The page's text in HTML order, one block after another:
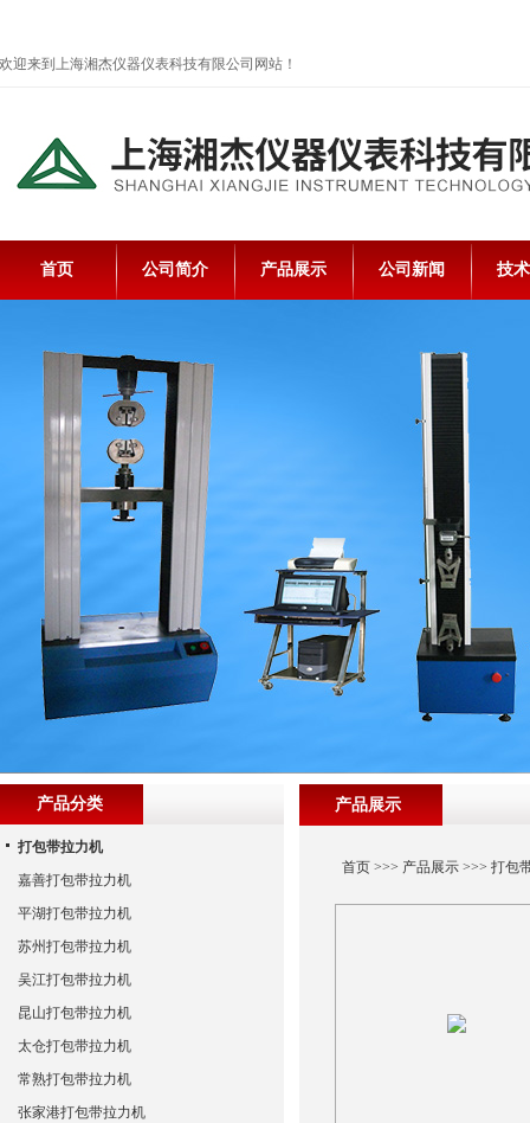
欢迎来到上海湘杰仪器仪表科技有限公司网站！
首页 公司简介 产品展示 公司新闻 技
产品展示
首页>>> 产品展示>>> 打包
产品分类
打包带拉力机
嘉善打包带拉力机
平湖打包带拉力机
苏州打包带拉力机
吴江打包带拉力机
昆山打包带拉力机
太仓打包带拉力机
常熟打包带拉力机
张家港打包带拉力机